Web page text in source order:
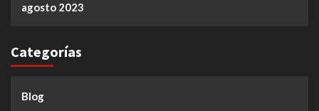
agosto 2023
Categorías
Blog